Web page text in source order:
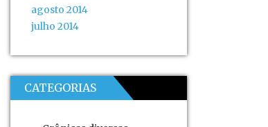
agosto 2014
julho 2014
CATEGORIAS